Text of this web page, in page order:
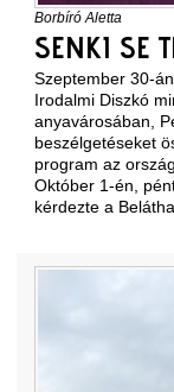
Borbíró Aletta
SENKI SE
Szeptember 30-
Irodalmi Diszkó
anyavárosában,
beszélgetéseket
program az
Október 1-én,
kérdezte a